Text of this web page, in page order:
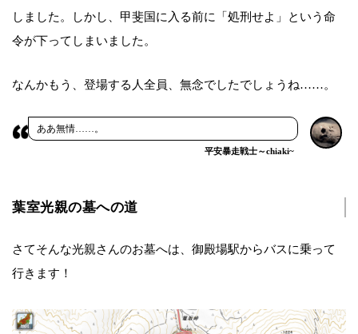
しました。しかし、甲斐国に入る前に「処刑せよ」という命
令が下ってしまいました。
なんかもう、登場する人全員、無念でしたでしょうね……。
ああ無情……。
平安暴走戦士～chiaki~
葉室光親の墓への道
さてそんな光親さんのお墓へは、御殿場駅からバスに乗って
行きます！